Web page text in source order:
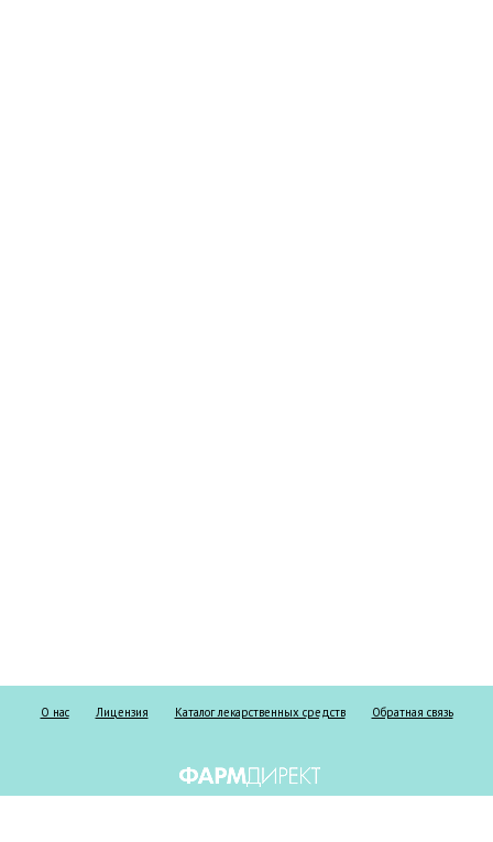
О нас Лицензия Каталог лекарственных средств Обратная связь